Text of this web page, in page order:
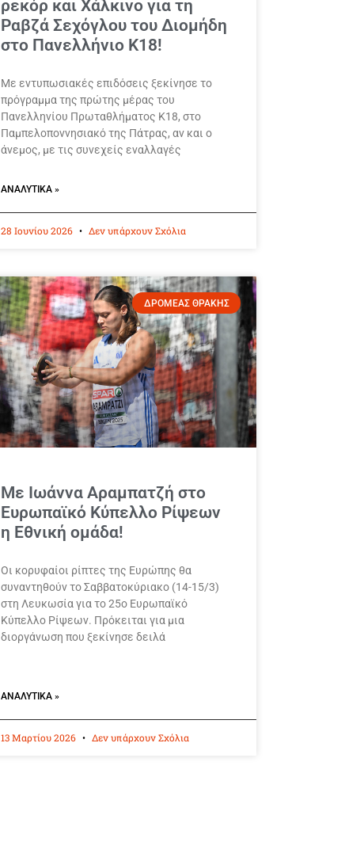
ρεκόρ και Χάλκινο για τη
Ραβζά Σεχόγλου του Διομήδη
στο Πανελλήνιο Κ18!
Με εντυπωσιακές επιδόσεις ξεκίνησε το
πρόγραμμα της πρώτης μέρας του
Πανελληνίου Πρωταθλήματος Κ18, στο
Παμπελοποννησιακό της Πάτρας, αν και ο
άνεμος, με τις συνεχείς εναλλαγές
ΑΝΑΛΥΤΙΚΆ »
28 Ιουνίου 2026 Δεν υπάρχουν Σχόλια
ΔΡΟΜΕΑΣ ΘΡΑΚΗΣ
Με Ιωάννα Αραμπατζή στο
Ευρωπαϊκό Κύπελλο Ρίψεων
η Εθνική ομάδα!
Οι κορυφαίοι ρίπτες της Ευρώπης θα
συναντηθούν το Σαββατοκύριακο (14-15/3)
στη Λευκωσία για το 25ο Ευρωπαϊκό
Κύπελλο Ρίψεων. Πρόκειται για μια
διοργάνωση που ξεκίνησε δειλά
ΑΝΑΛΥΤΙΚΆ »
13 Μαρτίου 2026 Δεν υπάρχουν Σχόλια